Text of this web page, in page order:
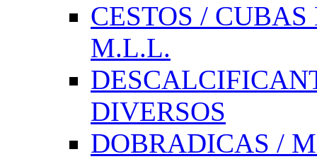
CESTOS /
M.L.L.
DIVERSOS
DOBRADICAS /